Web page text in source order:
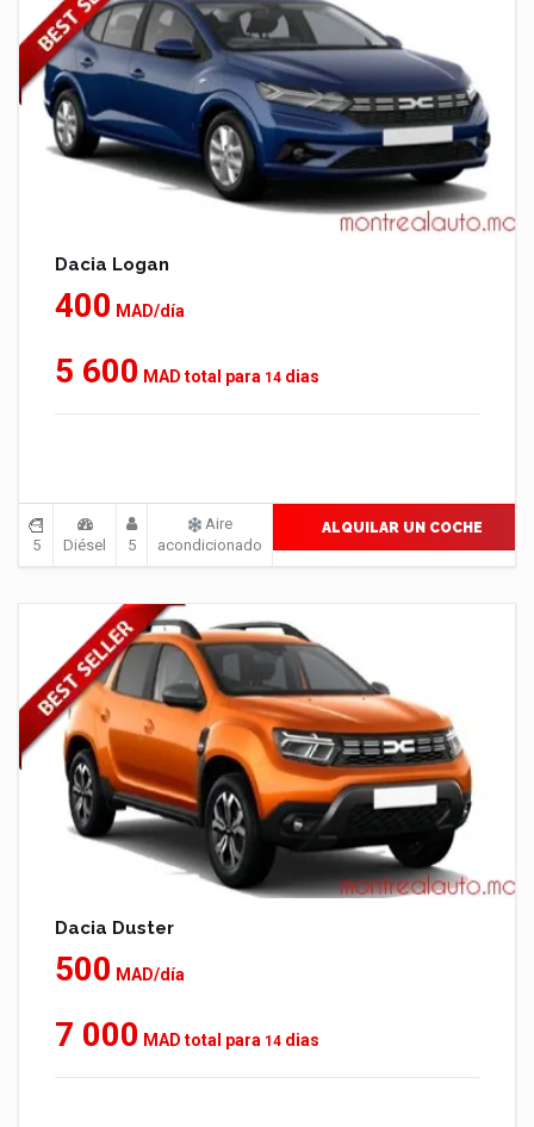
Dacia Logan
400 MAD/día
5 600 MAD total para 14 dias
5 Diésel 5
Aire
acondicionado
ALQUILAR UN COCHE
Dacia Duster
500 MAD/día
7 000 MAD total para 14 dias